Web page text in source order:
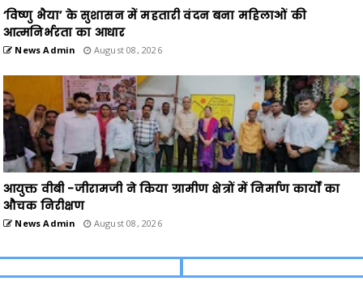
‘विष्णु भैया’ के सुशासन में महतारी वंदन बना महिलाओं की
आत्मनिर्भरता का आधार
News Admin August 08, 2026
आयुक्त वीबी -जीरामजी ने किया ग्रामीण क्षेत्रों में निर्माण कार्यों का
औचक निरीक्षण
News Admin August 08, 2026